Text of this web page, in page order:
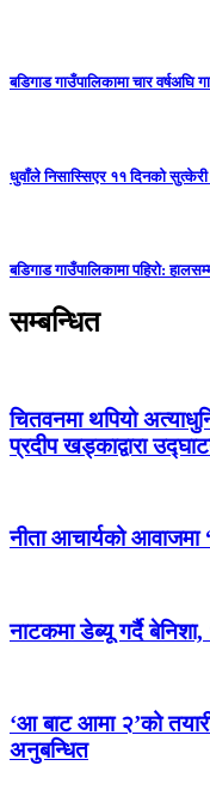
बडिगाड गाउँपालिकामा चार
धुवाँले निसास्सिएर ११ दिनको सुत्केरी
बडिगाड गाउँपालिकामा पहिरो:
सम्बन्धित
चितवनमा थपियो
प्रदीप खड्काद्वारा
नीता आचार्यको आवाजमा
नाटकमा डेब्यू गर्दै बेनिशा,
‘आ बाट आमा २’को
अनुबन्धित